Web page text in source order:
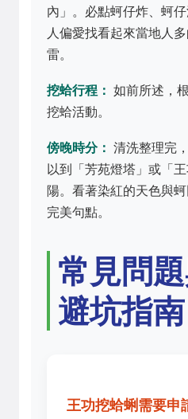
內」。必點蚵仔炸、蚵
人偏愛找看起來當地人
雷。
挖蛤行程： 如前所述，
挖蛤活動。
傍晚時分： 清洗整理完
以到「芳苑燈塔」或「
陽。看著染紅的天色與
完美句點。
常見問
避坑指南
王功挖蛤蜊需要申